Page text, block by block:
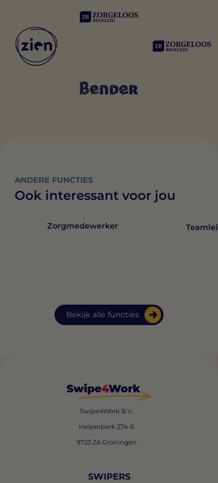
ANDERE FUNCTIES
Ook interessant voor jou
Bekijk alle functies
Zorgmedewerker
Swipe4Work B.V.
Helperpark 274-6
9723 ZA Groningen
SWIPERS